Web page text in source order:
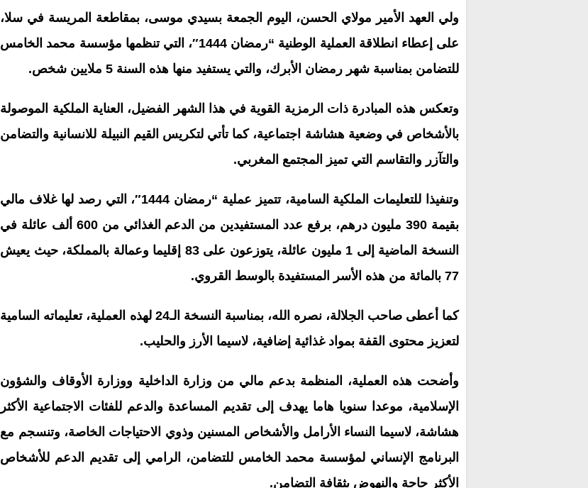
ولي العهد الأمير مولاي الحسن، اليوم الجمعة بسيدي موسى، بمقاطعة المريسة في سلا،
على إعطاء انطلاقة العملية الوطنية “رمضان 1444″، التي تنظمها مؤسسة محمد الخامس
للتضامن بمناسبة شهر رمضان الأبرك، والتي يستفيد منها هذه السنة 5 ملايين شخص.
وتعكس هذه المبادرة ذات الرمزية القوية في هذا الشهر الفضيل، العناية الملكية الموصولة
بالأشخاص في وضعية هشاشة اجتماعية، كما تأتي لتكريس القيم النبيلة للانسانية والتضامن
والتآزر والتقاسم التي تميز المجتمع المغربي.
وتنفيذا للتعليمات الملكية السامية، تتميز عملية “رمضان 1444″، التي رصد لها غلاف مالي
بقيمة 390 مليون درهم، برفع عدد المستفيدين من الدعم الغذائي من 600 ألف عائلة في
النسخة الماضية إلى 1 مليون عائلة، يتوزعون على 83 إقليما وعمالة بالمملكة، حيث يعيش
77 بالمائة من هذه الأسر المستفيدة بالوسط القروي.
كما أعطى صاحب الجلالة، نصره الله، بمناسبة النسخة الـ24 لهذه العملية، تعليماته السامية
لتعزيز محتوى القفة بمواد غذائية إضافية، لاسيما الأرز والحليب.
وأضحت هذه العملية، المنظمة بدعم مالي من وزارة الداخلية ووزارة الأوقاف والشؤون
الإسلامية، موعدا سنويا هاما يهدف إلى تقديم المساعدة والدعم للفئات الاجتماعية الأكثر
هشاشة، لاسيما النساء الأرامل والأشخاص المسنين وذوي الاحتياجات الخاصة، وتنسجم مع
البرنامج الإنساني لمؤسسة محمد الخامس للتضامن، الرامي إلى تقديم الدعم للأشخاص
الأكثر حاجة والنهوض بثقافة التضامن.